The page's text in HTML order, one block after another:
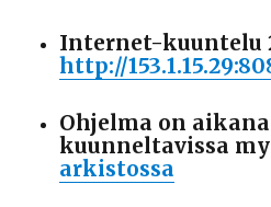
Internet-kuuntelu
http://
Ohjelma on
kuunneltavissa
arkistossa